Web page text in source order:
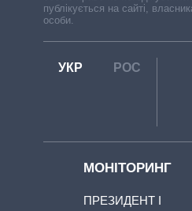
публікується на сайті,
особи.
УКР РОС
МОНІТОРИНГ
ПРЕЗИДЕНТ І